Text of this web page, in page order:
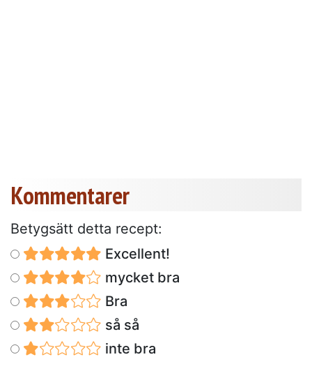
Kommentarer
Betygsätt detta recept:
Excellent!
mycket bra
Bra
så så
inte bra